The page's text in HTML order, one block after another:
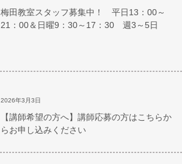
梅田教室スタッフ募集中！ 平日13：00～
21：00＆日曜9：30～17：30 週3～5日
2026年3月3日
【講師希望の方へ】講師応募の方はこちらか
らお申し込みください